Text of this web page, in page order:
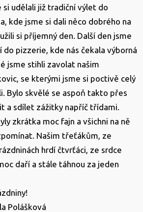
udělali již tradiční výlet do
kde jsme si dali něco dobrého na
si příjemný den. Další den jsme
pizzerie, kde nás čekala výborná
jsme stihli zavolat našim
se kterými jsme si poctivě celý
Bylo skvělé se aspoň takto přes
a sdílet zážitky napříč třídami.
zkrátka moc fajn a všichni na ně
Našim třeťákům, ze
hrdí čtvrťáci, ze srdce
daří a stále táhnou za jeden
Polášková